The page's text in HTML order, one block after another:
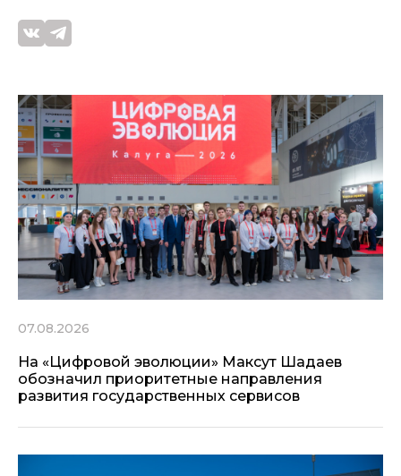
07.08.2026
На «Цифровой эволюции» Максут Шадаев
обозначил приоритетные направления
развития государственных сервисов